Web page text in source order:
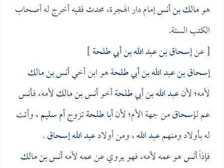
هومالك بن أنسإمام دار الهجرة، محدث فقيه أخرج له أصحاب
الكتب الستة.
[ عنإسحاق بن عبد الله بن أبي طلحة]
إسحاق بن عبد الله بن أبي طلحةهو ابن أخيأنس بن مالك
لأمه؛ لأنعبد الله بن أبي طلحةأخوأنس بن مالكلأمه، فـأنس
عم لـإسحاقمن جهة الأم؛ لأنأبا طلحةتزوجأم سليم، وأتت
له بأولاد ومنهمعبد الله، ومن أولادعبد اللهإسحاق.
فإذاًأنسهو عمه لأمه، فهو يروي عن عمه لأمهأنس بن مالك